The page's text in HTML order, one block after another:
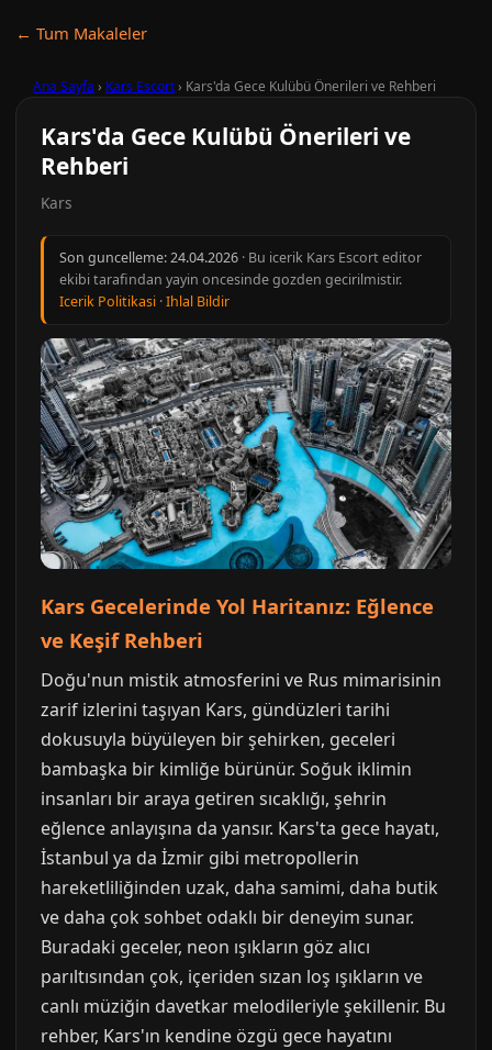
← Tum Makaleler
Ana Sayfa › Kars Escort› Kars'da Gece Kulübü Önerileri ve Rehberi
Kars'da Gece Kulübü Önerileri ve
Rehberi
Kars
Son guncelleme:24.04.2026 · Bu icerik Kars Escort editor
ekibi tarafindan yayin oncesinde gozden gecirilmistir.
Icerik Politikasi ·Ihlal Bildir
Kars Gecelerinde Yol Haritanız: Eğlence
ve Keşif Rehberi
Doğu'nun mistik atmosferini ve Rus mimarisinin
zarif izlerini taşıyan Kars, gündüzleri tarihi
dokusuyla büyüleyen bir şehirken, geceleri
bambaşka bir kimliğe bürünür. Soğuk iklimin
insanları bir araya getiren sıcaklığı, şehrin
eğlence anlayışına da yansır. Kars'ta gece hayatı,
İstanbul ya da İzmir gibi metropollerin
hareketliliğinden uzak, daha samimi, daha butik
ve daha çok sohbet odaklı bir deneyim sunar.
Buradaki geceler, neon ışıkların göz alıcı
parıltısından çok, içeriden sızan loş ışıkların ve
canlı müziğin davetkar melodileriyle şekillenir. Bu
rehber, Kars'ın kendine özgü gece hayatını